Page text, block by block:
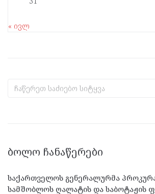
« ივლ
ᲑᲝᲚᲝ ᲩᲐᲜᲐᲬᲔᲠᲔᲑᲘ
საქართველოს გენერალურმა
სამშობლოს ღალატის და საბოტაჟის